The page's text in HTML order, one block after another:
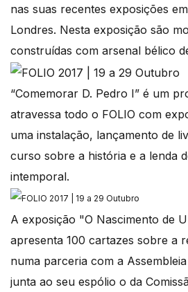
nas suas recentes exposições
Londres. Nesta exposição são
construídas com arsenal bélico
“Comemorar D. Pedro I” é um
atravessa todo o FOLIO com
uma instalação, lançamento de
curso sobre a história e a lenda
intemporal.
A exposição "O Nascimento de
apresenta 100 cartazes sobre a
numa parceria com a
junta ao seu espólio o da